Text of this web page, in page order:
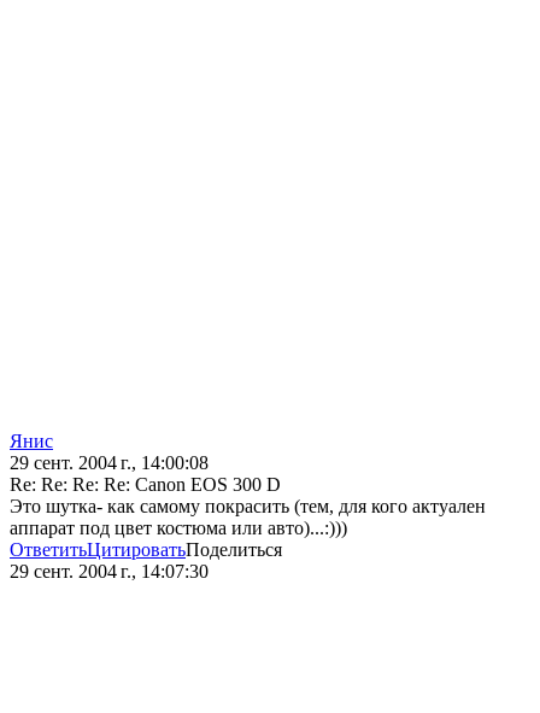
Янис
29 сент. 2004 г., 14:00:08
Re: Re: Re: Re: Canon EOS 300 D
Это шутка- как самому покрасить (тем, для кого актуален
аппарат под цвет костюма или авто)...:)))
ОтветитьЦитироватьПоделиться
29 сент. 2004 г., 14:07:30